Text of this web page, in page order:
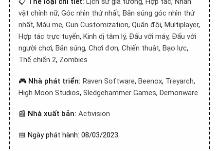
vật chính nữ, Góc nhìn thứ nhất, Bắn súng góc nhìn thứ
nhất, Máu me, Gun Customization, Quân đội, Multiplayer,
Hợp tác trực tuyến, Kinh dị tâm lý, Đấu với máy, Đấu với
người chơi, Bắn súng, Chơi đơn, Chiến thuật, Bạo lực,
Thế chiến 2, Zombies
🎮 Nhà phát triển: Raven Software, Beenox, Treyarch,
High Moon Studios, Sledgehammer Games, Demonware
📰 Nhà xuất bản: Activision
📅 Ngày phát hành: 08/03/2023